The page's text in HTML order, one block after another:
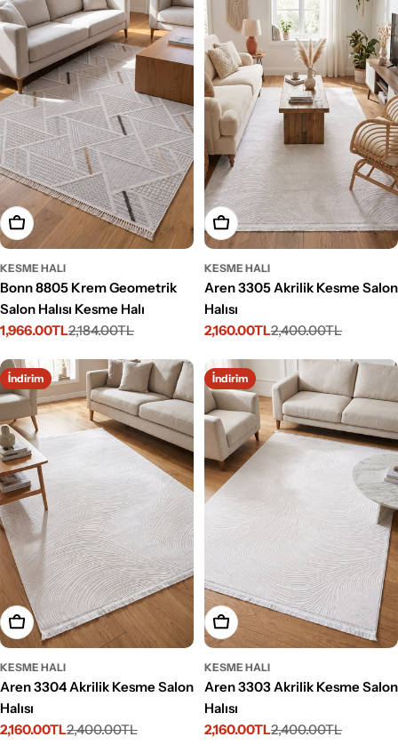
Seçenekleri Belirleyin
KESME HALI
Bonn 8805 Krem Geometrik
Salon Halısı Kesme Halı
İndirimli
1,966.00TL
Normal
2,184.00TL
Seçenekleri Belirleyin
KESME HALI
Aren 3305 Akrilik Kesme Salon
Halısı
İndirimli
2,160.00TL
Normal
2,400.00TL
İndirim
Seçenekleri Belirleyin
KESME HALI
Aren 3304 Akrilik Kesme Salon
Halısı
İndirimli
2,160.00TL
Normal
2,400.00TL
İndirim
Seçenekleri Belirleyin
KESME HALI
Aren 3303 Akrilik Kesme Salon
Halısı
İndirimli
2,160.00TL
Normal
2,400.00TL